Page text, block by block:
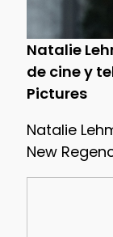
Natalie
de cine y
Pictures
Natalie
New